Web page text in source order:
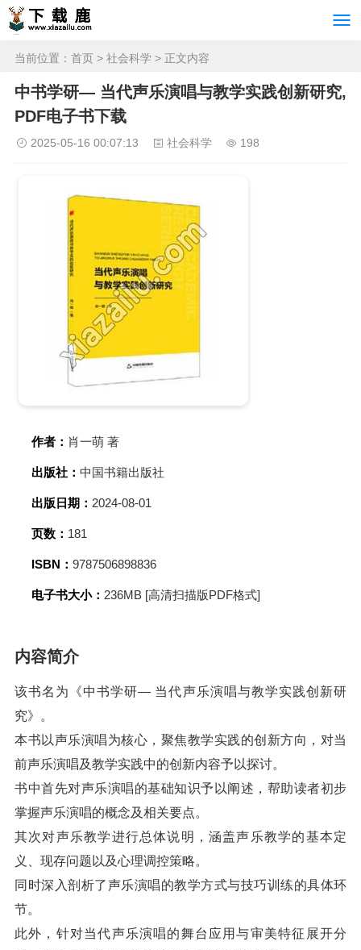
当前位置： 首页 > 社会科学 > 正文内容
中书学研— 当代声乐演唱与教学实践创新研究,
PDF电子书下载
2025-05-16 00:07:13 社会科学 198
作者： 肖一萌 著
出版社： 中国书籍出版社
出版日期： 2024-08-01
页数： 181
ISBN： 9787506898836
电子书大小： 236MB [高清扫描版PDF格式]
内容简介
该书名为《中书学研— 当代声乐演唱与教学实践创新研
究》。
本书以声乐演唱为核心，聚焦教学实践的创新方向，对当
前声乐演唱及教学实践中的创新内容予以探讨。
书中首先对声乐演唱的基础知识予以阐述，帮助读者初步
掌握声乐演唱的概念及相关要点。
其次对声乐教学进行总体说明，涵盖声乐教学的基本定
义、现存问题以及心理调控策略。
同时深入剖析了声乐演唱的教学方式与技巧训练的具体环
节。
此外，针对当代声乐演唱的舞台应用与审美特征展开分